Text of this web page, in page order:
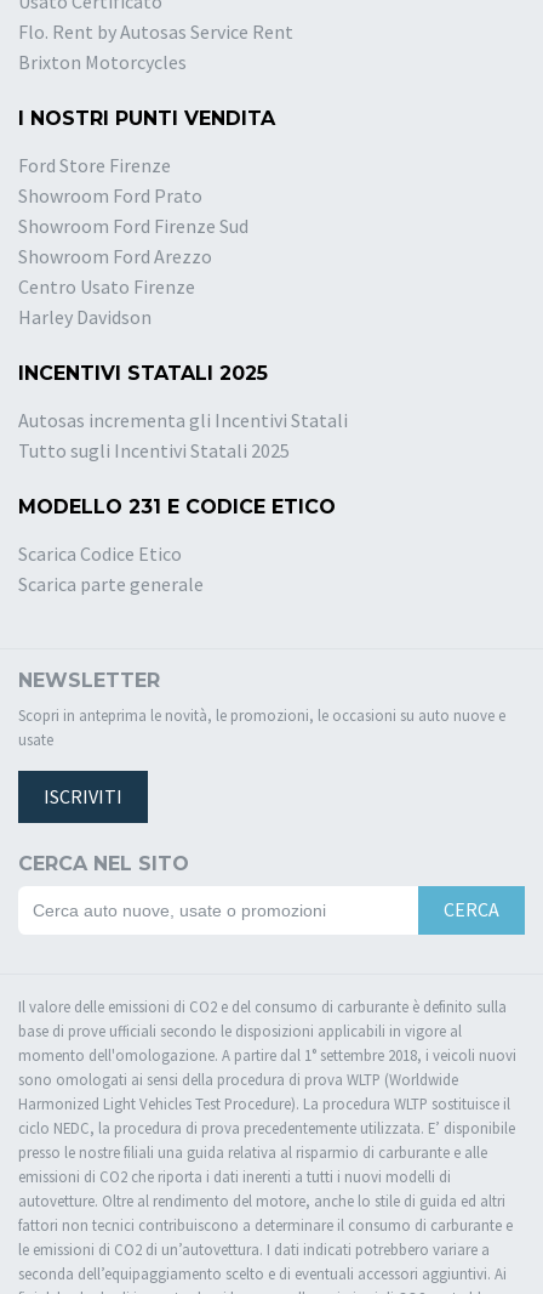
Flo. Rent by Autosas Service Rent
Brixton Motorcycles
I NOSTRI PUNTI VENDITA
Ford Store Firenze
Showroom Ford Prato
Showroom Ford Firenze Sud
Showroom Ford Arezzo
Centro Usato Firenze
Harley Davidson
INCENTIVI STATALI 2025
Autosas incrementa gli Incentivi Statali
Tutto sugli Incentivi Statali 2025
MODELLO 231 E CODICE ETICO
Scarica Codice Etico
Scarica parte generale
NEWSLETTER
Scopri in anteprima le novità, le promozioni, le occasioni su auto nuove e
usate
ISCRIVITI
CERCA NEL SITO
CERCA
Il valore delle emissioni di CO2 e del consumo di carburante è definito sulla
base di prove ufficiali secondo le disposizioni applicabili in vigore al
momento dell'omologazione. A partire dal 1° settembre 2018, i veicoli nuovi
sono omologati ai sensi della procedura di prova WLTP (Worldwide
Harmonized Light Vehicles Test Procedure). La procedura WLTP sostituisce il
ciclo NEDC, la procedura di prova precedentemente utilizzata. E’ disponibile
presso le nostre filiali una guida relativa al risparmio di carburante e alle
emissioni di CO2 che riporta i dati inerenti a tutti i nuovi modelli di
autovetture. Oltre al rendimento del motore, anche lo stile di guida ed altri
fattori non tecnici contribuiscono a determinare il consumo di carburante e
le emissioni di CO2 di un’autovettura. I dati indicati potrebbero variare a
seconda dell’equipaggiamento scelto e di eventuali accessori aggiuntivi. Ai